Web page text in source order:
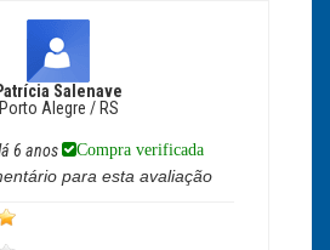
Salenave
Porto Alegre / RS
6 anos Compra verificada
para esta avaliação